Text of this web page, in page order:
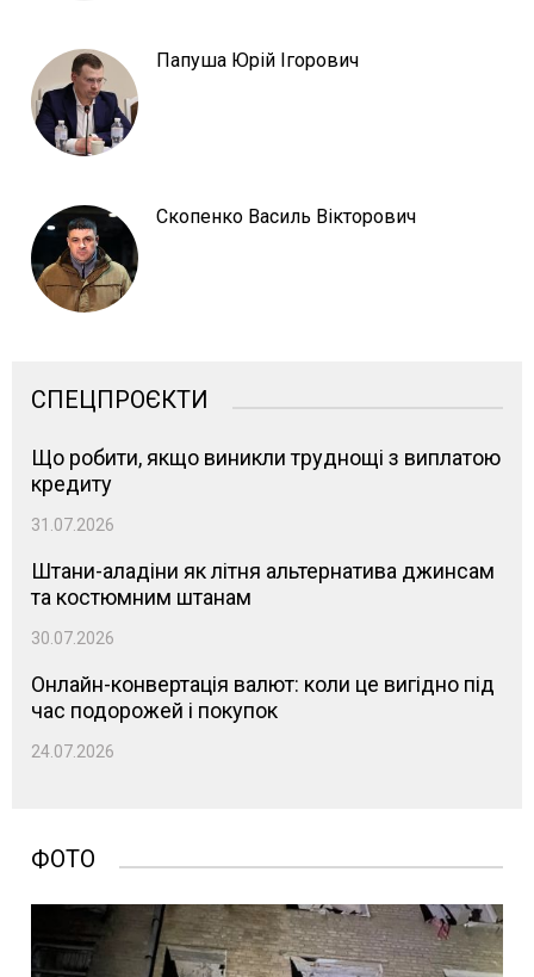
Папуша Юрій Ігорович
Скопенко Василь Вікторович
СПЕЦПРОЄКТИ
Що робити, якщо виникли труднощі з виплатою
кредиту
31.07.2026
Штани-аладіни як літня альтернатива джинсам
та костюмним штанам
30.07.2026
Онлайн-конвертація валют: коли це вигідно під
час подорожей і покупок
24.07.2026
ФОТО